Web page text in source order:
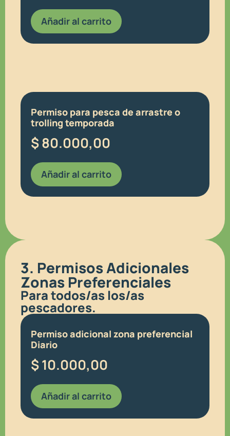
Añadir al carrito
Permiso para pesca de arrastre o
trolling temporada
$80.000,00
Añadir al carrito
3. Permisos Adicionales
Zonas Preferenciales
Para todos/as los/as
pescadores.
Permiso adicional zona preferencial
Diario
$10.000,00
Añadir al carrito